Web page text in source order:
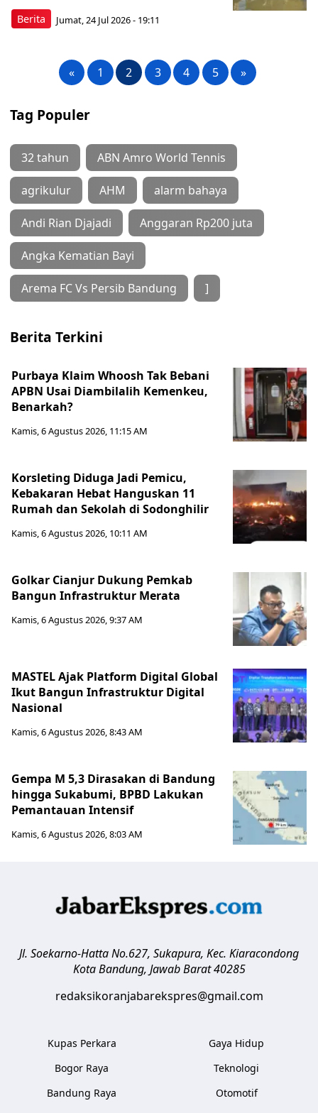
Berita Jumat, 24 Jul 2026 - 19:11
« 1 2 3 4 5 »
Tag Populer
32 tahun ABN Amro World Tennis
agrikulur AHM alarm bahaya
Andi Rian Djajadi Anggaran Rp200 juta
Angka Kematian Bayi
Arema FC Vs Persib Bandung ]
Berita Terkini
Purbaya Klaim Whoosh Tak Bebani
APBN Usai Diambilalih Kemenkeu,
Benarkah?
Kamis, 6 Agustus 2026, 11:15 AM
Korsleting Diduga Jadi Pemicu,
Kebakaran Hebat Hanguskan 11
Rumah dan Sekolah di Sodonghilir
Kamis, 6 Agustus 2026, 10:11 AM
Golkar Cianjur Dukung Pemkab
Bangun Infrastruktur Merata
Kamis, 6 Agustus 2026, 9:37 AM
MASTEL Ajak Platform Digital Global
Ikut Bangun Infrastruktur Digital
Nasional
Kamis, 6 Agustus 2026, 8:43 AM
Gempa M 5,3 Dirasakan di Bandung
hingga Sukabumi, BPBD Lakukan
Pemantauan Intensif
Kamis, 6 Agustus 2026, 8:03 AM
Jl. Soekarno-Hatta No.627, Sukapura, Kec. Kiaracondong
Kota Bandung, Jawab Barat 40285
redaksikoranjabarekspres@gmail.com
Kupas Perkara
Bogor Raya
Bandung Raya
Gaya Hidup
Teknologi
Otomotif